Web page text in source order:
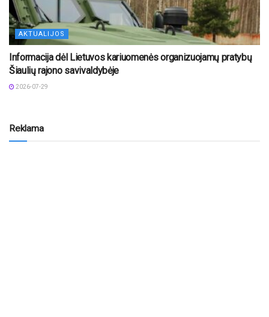
AKTUALIJOS
Informacija dėl Lietuvos kariuomenės organizuojamų pratybų
Šiaulių rajono savivaldybėje
2026-07-29
Reklama